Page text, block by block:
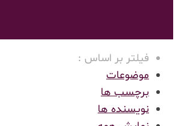
فیلتر بر اساس :
موضوعات
برچسب ها
نویسنده ها